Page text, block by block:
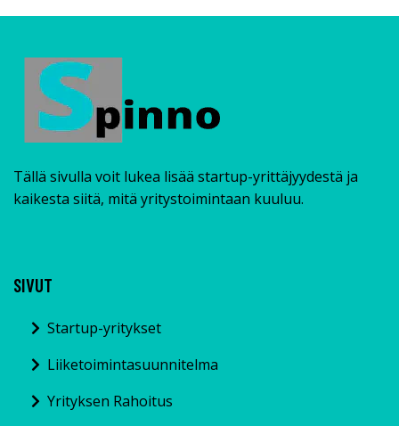
Tällä sivulla voit lukea lisää startup-yrittäjyydestä ja
kaikesta siitä, mitä yritystoimintaan kuuluu.
SIVUT
Startup-yritykset
Liiketoimintasuunnitelma
Yrityksen Rahoitus